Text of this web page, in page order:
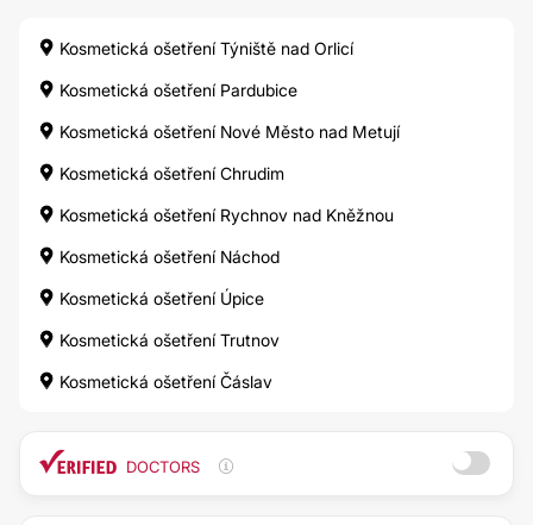
Kosmetická ošetření Týniště nad Orlicí
Kosmetická ošetření Pardubice
Kosmetická ošetření Nové Město nad Metují
Kosmetická ošetření Chrudim
Kosmetická ošetření Rychnov nad Kněžnou
Kosmetická ošetření Náchod
Kosmetická ošetření Úpice
Kosmetická ošetření Trutnov
Kosmetická ošetření Čáslav
DOCTORS